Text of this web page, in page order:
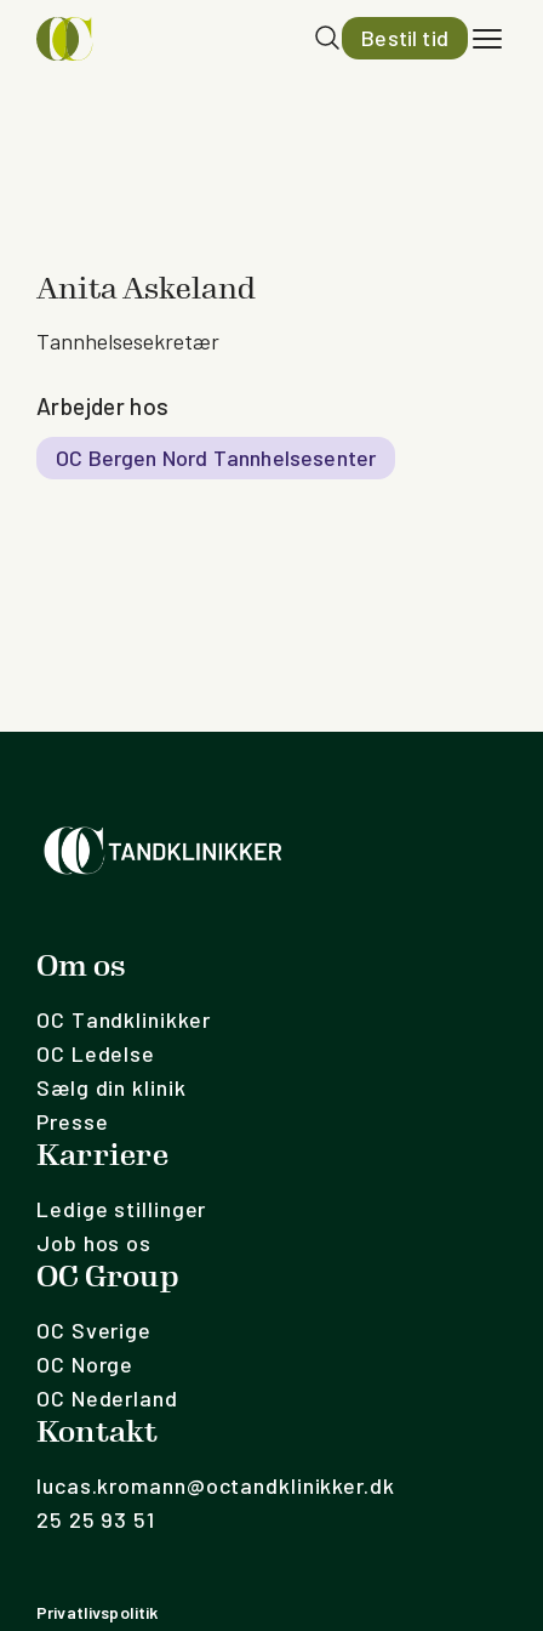
Bestil tid
Anita Askeland
Tannhelsesekretær
Arbejder hos
OC Bergen Nord Tannhelsesenter
Om os
OC Tandklinikker
OC Ledelse
Sælg din klinik
Presse
Karriere
Ledige stillinger
Job hos os
OC Group
OC Sverige
OC Norge
OC Nederland
Kontakt
lucas.kromann@octandklinikker.dk
25 25 93 51
Privatlivspolitik